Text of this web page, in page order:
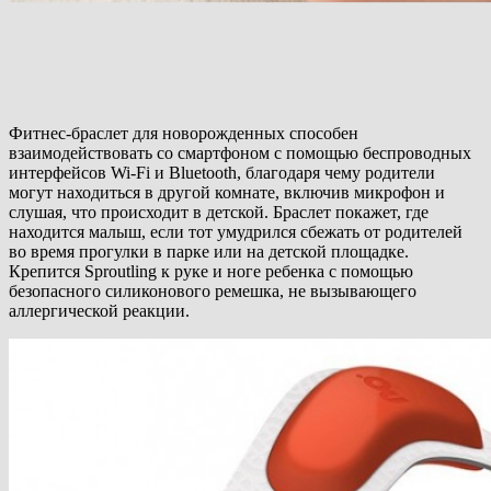
Фитнес-браслет для новорожденных способен
взаимодействовать со смартфоном с помощью беспроводных
интерфейсов Wi-Fi и Bluetooth, благодаря чему родители
могут находиться в другой комнате, включив микрофон и
слушая, что происходит в детской. Браслет покажет, где
находится малыш, если тот умудрился сбежать от родителей
во время прогулки в парке или на детской площадке.
Крепится Sproutling к руке и ноге ребенка с помощью
безопасного силиконового ремешка, не вызывающего
аллергической реакции.